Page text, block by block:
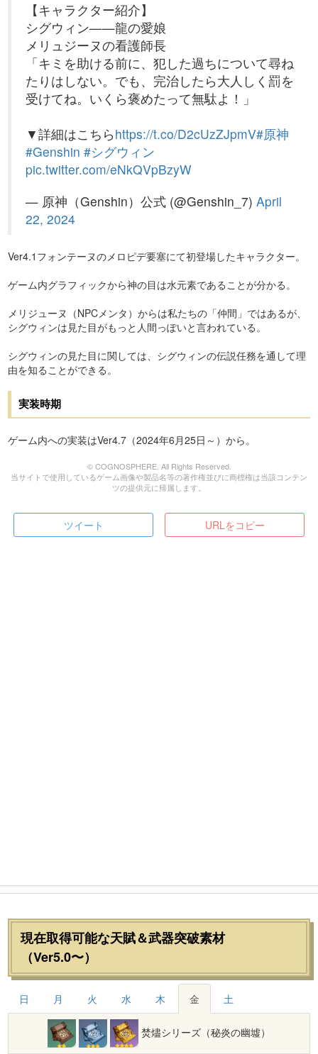
【キャラクター紹介】
シグウィン——龍の愛娘
メリュジーヌの看護師長
「キミを助ける前に、犯した過ちについて尋ね
たりはしない。でも、完治したら大人しく罰を
受けてね。いくら褒めたって無駄よ！」
▼詳細はこちらhttps://t.co/D2cUzZJpmV#原神
#Genshin #シグウィン
pic.twitter.com/eNkQVpBzyW
— 原神（Genshin）公式 (@Genshin_7) April
22, 2024
Ver4.1フォンテーヌのメロピデ要塞にて初登場したキャラクター。
ゲーム内グラフィックから神の目は水元素であることが分かる。
メリジューヌ（NPCメンタ）からは私たちの「仲間」ではあるが、
シグウィンは見た目がもっと人間っぽいと言われている。
シグウィンの見た目に関しては、シグウィンの伝説任務を通して理
由を知ることができる。
実装時期
ゲーム内への実装はVer4.7（2024年6月25日～）から。
© COGNOSPHERE. All Rights Reserved.
当サイトで使用しているゲーム画像や製品名等の著作権並びに商標権は当該コンテン
ツの提供元に帰属します。
ツイート URLをコピー
現在取得可能な天賦＆武器突破素材
（Ver5.0〜）
日 月 火 水 木 金 土
焚燼シリーズ（秘炎の幽墟）